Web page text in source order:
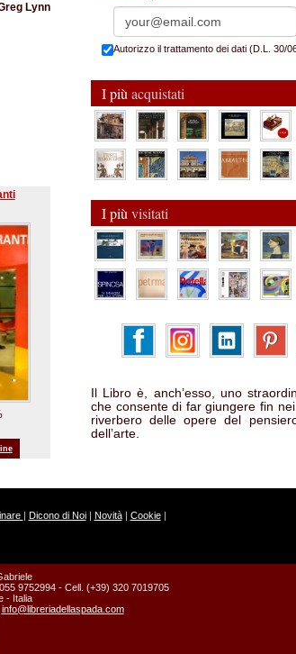
Lynn
Autorizzo il trattamento dei dati (D.L. 30/
I più acquistati
I più visitati
Il Libro è, anch’esso, uno
che consente di far giungere fin
riverbero delle opere del
dell’arte.
| Dicono di Noi| Novità| Cookie|
9752994 - Cell. (+39) 320 7019705
- Italia
info@libreriadellaspada.com